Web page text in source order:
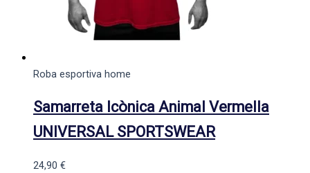
Roba esportiva home
Samarreta Icònica Animal Vermella
UNIVERSAL SPORTSWEAR
24,90 €